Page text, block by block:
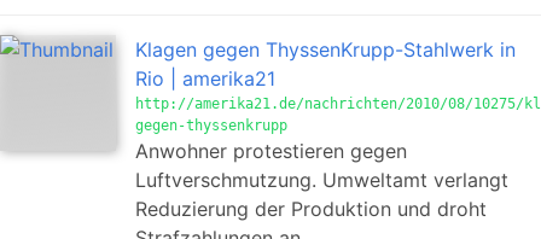
Klagen gegen ThyssenKrupp-Stahlwerk in
Rio | amerika21
http://amerika21.de/nachrichten/2010/08/10275/
gegen-thyssenkrupp
Anwohner protestieren gegen
Luftverschmutzung. Umweltamt verlangt
Reduzierung der Produktion und droht